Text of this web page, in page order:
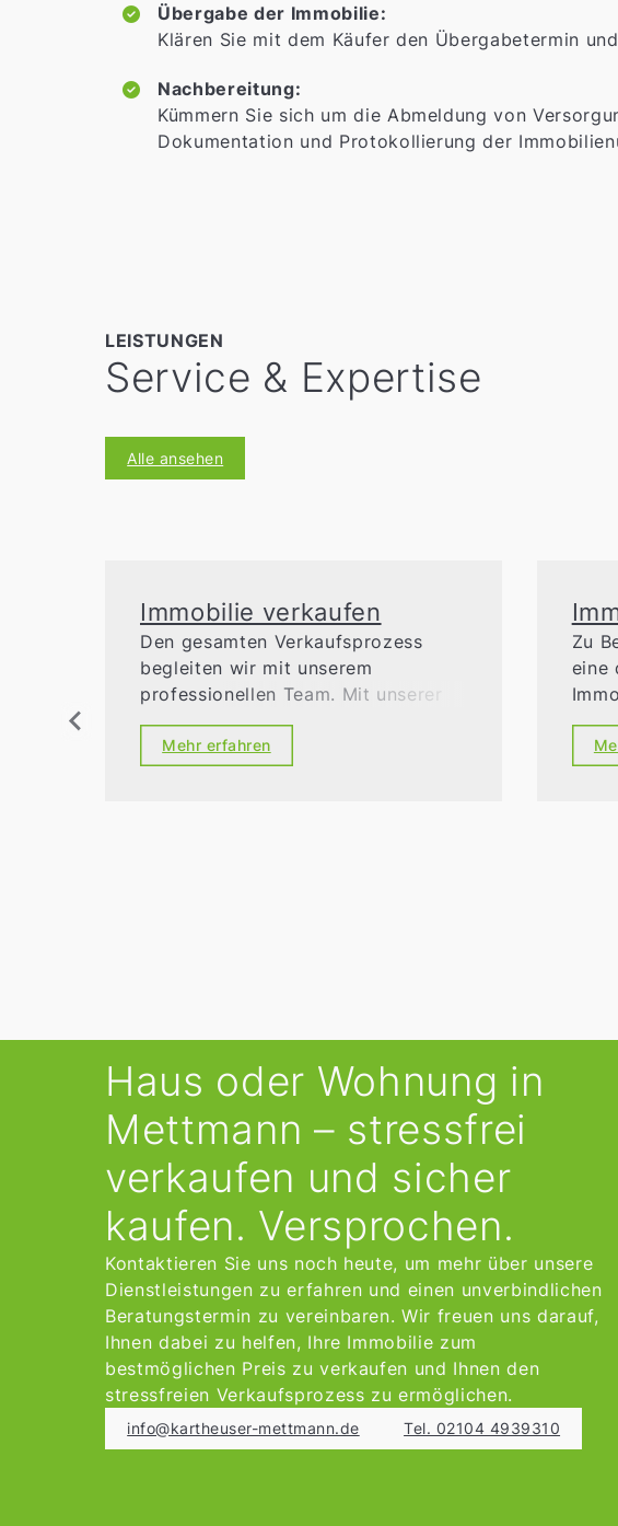
Übergabe der Immobilie:
Klären Sie mit dem Käufer den Übergabetermin
Nachbereitung:
Kümmern Sie sich um die Abmeldung von
Dokumentation und Protokollierung der
LEISTUNGEN
Service & Expertise
Alle ansehen
Immobilie verkaufen
Den gesamten Verkaufsprozess
begleiten wir mit unserem
professionellen Team. Mit unserer
transparenten Vorgehensweise
sorgen wir für Sicherheit und
Erfolg.
Mehr erfahren
Zu
eine
Haus oder Wohnung in
Mettmann – stressfrei
verkaufen und sicher
kaufen. Versprochen.
Kontaktieren Sie uns noch heute, um mehr über unsere
Dienstleistungen zu erfahren und einen unverbindlichen
Beratungstermin zu vereinbaren. Wir freuen uns darauf,
Ihnen dabei zu helfen, Ihre Immobilie zum
bestmöglichen Preis zu verkaufen und Ihnen den
stressfreien Verkaufsprozess zu ermöglichen.
info@kartheuser-mettmann.de Tel. 02104 4939310